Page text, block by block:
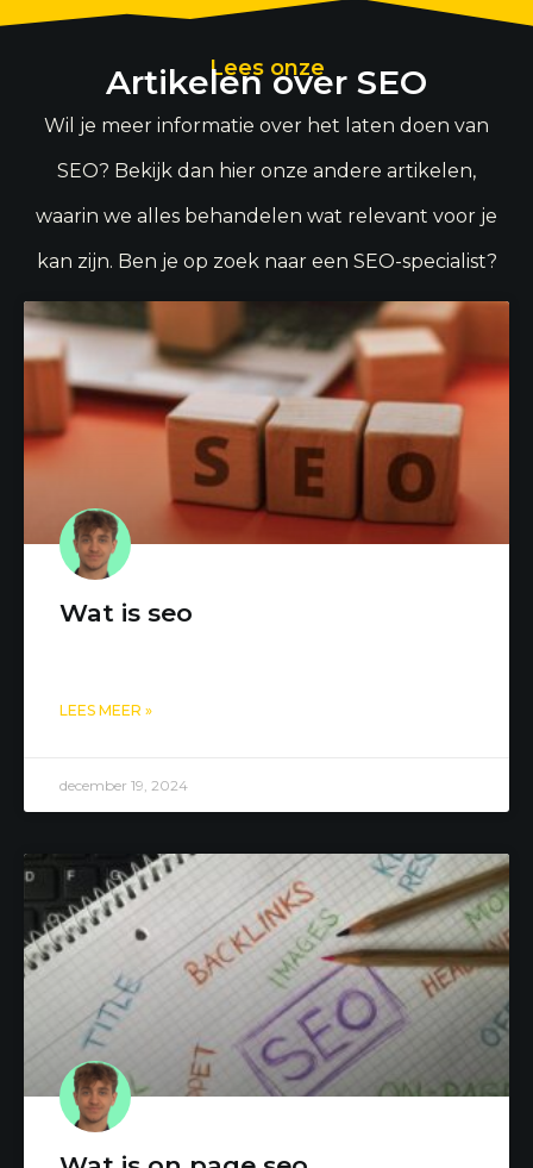
Lees onze
Artikelen over SEO
Wil je meer informatie over het laten doen van
SEO? Bekijk dan hier onze andere artikelen,
waarin we alles behandelen wat relevant voor je
kan zijn. Ben je op zoek naar een SEO-specialist?
Wat is seo
LEES MEER »
december 19, 2024